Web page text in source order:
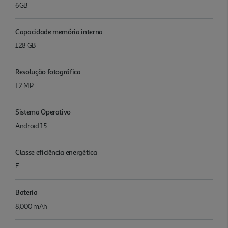
6GB
Capacidade memória interna
128 GB
Resolução fotográfica
12 MP
Sistema Operativo
Android 15
Classe eficiência energética
F
Bateria
8,000 mAh